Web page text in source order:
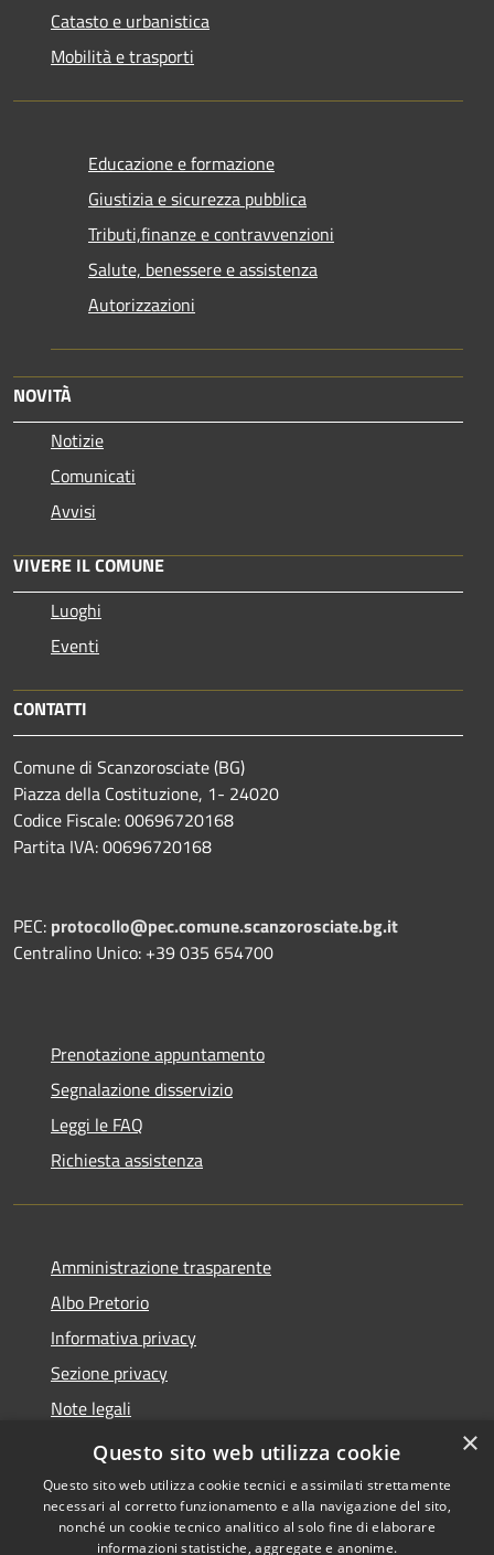
Catasto e urbanistica
Mobilità e trasporti
Educazione e formazione
Giustizia e sicurezza pubblica
Tributi,finanze e contravvenzioni
Salute, benessere e assistenza
Autorizzazioni
NOVITÀ
Notizie
Comunicati
Avvisi
VIVERE IL COMUNE
Luoghi
Eventi
CONTATTI
Comune di Scanzorosciate (BG)
Piazza della Costituzione, 1- 24020
Codice Fiscale: 00696720168
Partita IVA: 00696720168
PEC: protocollo@pec.comune.scanzorosciate.bg.it
Centralino Unico: +39 035 654700
Prenotazione appuntamento
Segnalazione disservizio
Leggi le FAQ
Richiesta assistenza
Amministrazione trasparente
Albo Pretorio
Informativa privacy
Sezione privacy
Note legali
Dichiarazione di accessibilità
×
Questo sito web utilizza cookie
Questo sito web utilizza cookie tecnici e assimilati strettamente
necessari al corretto funzionamento e alla navigazione del sito,
nonché un cookie tecnico analitico al solo fine di elaborare
informazioni statistiche, aggregate e anonime.